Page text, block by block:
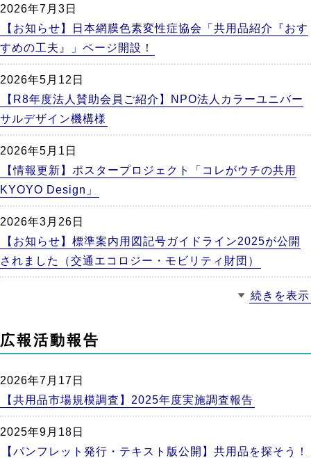
2026年7月3日
【お知らせ】日本網膜色素変性症協会「共用品紹介『おす
すめの工夫』」ページ開設！
2026年5月12日
【R8年度法人賛助会員ご紹介】NPO法人カラーユニバー
サルデザイン機構様
2026年5月1日
【情報更新】ポスタープロジェクト「コレがウチの共用
KYOYO Design」
2026年3月26日
【お知らせ】標準案内用図記号ガイドライン2025が公開
されました（交通エコロジー・モビリティ財団）
続きを表示
広報活動報告
2026年7月17日
【共用品市場規模調査】2025年度実施調査報告
2025年9月18日
【パンフレット発行・テキスト版公開】共用品を探そう！